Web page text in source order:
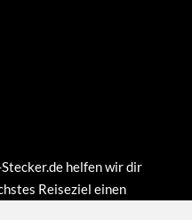
helfen wir dir
Reiseziel einen